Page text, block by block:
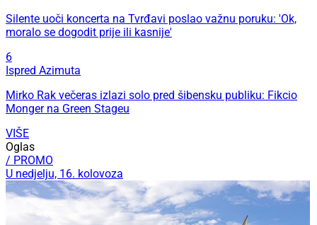
Silente uoči koncerta na Tvrđavi poslao važnu poruku: 'Ok,
moralo se dogodit prije ili kasnije'
6
Ispred Azimuta
Mirko Rak večeras izlazi solo pred šibensku publiku: Fikcio
Monger na Green Stageu
VIŠE
Oglas
/ PROMO
U nedjelju, 16. kolovoza